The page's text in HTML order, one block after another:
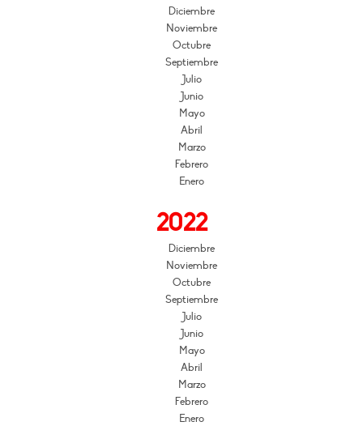
Diciembre
Noviembre
Octubre
Septiembre
Julio
Junio
Mayo
Abril
Marzo
Febrero
Enero
2022
Diciembre
Noviembre
Octubre
Septiembre
Julio
Junio
Mayo
Abril
Marzo
Febrero
Enero